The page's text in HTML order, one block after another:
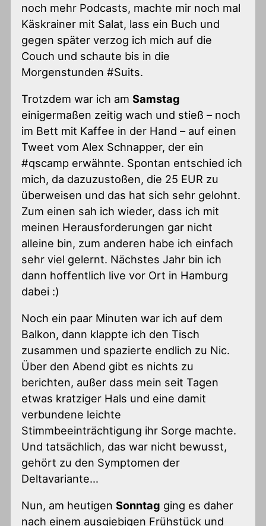
noch mehr Podcasts, machte mir noch mal
Käskrainer mit Salat, lass ein Buch und
gegen später verzog ich mich auf die
Couch und schaute bis in die
Morgenstunden #Suits.
Trotzdem war ich amSamstag
einigermaßen zeitig wach und stieß – noch
im Bett mit Kaffee in der Hand – auf einen
Tweet vom Alex Schnapper, der ein
#qscamp erwähnte. Spontan entschied ich
mich, da dazuzustoßen, die 25 EUR zu
überweisen und das hat sich sehr gelohnt.
Zum einen sah ich wieder, dass ich mit
meinen Herausforderungen gar nicht
alleine bin, zum anderen habe ich einfach
sehr viel gelernt. Nächstes Jahr bin ich
dann hoffentlich live vor Ort in Hamburg
dabei :)
Noch ein paar Minuten war ich auf dem
Balkon, dann klappte ich den Tisch
zusammen und spazierte endlich zu Nic.
Über den Abend gibt es nichts zu
berichten, außer dass mein seit Tagen
etwas kratziger Hals und eine damit
verbundene leichte
Stimmbeeinträchtigung ihr Sorge machte.
Und tatsächlich, das war nicht bewusst,
gehört zu den Symptomen der
Deltavariante…
Nun, am heutigenSonntag ging es daher
nach einem ausgiebigen Frühstück und